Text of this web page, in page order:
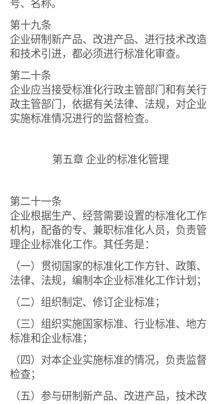
号、名称。
第十九条
企业研制新产品、改进产品、进行技术改造
和技术引进，都必须进行标准化审查。
第二十条
企业应当接受标准化行政主管部门和有关行
政主管部门，依据有关法律、法规，对企业
实施标准情况进行的监督检查。
第五章 企业的标准化管理
第二十一条
企业根据生产、经营需要设置的标准化工作
机构，配备的专、兼职标准化人员，负责管
理企业标准化工作。其任务是：
（一）贯彻国家的标准化工作方针、政策、
法律、法规，编制本企业标准化工作计划；
（二）组织制定、修订企业标准；
（三）组织实施国家标准、行业标准、地方
标准和企业标准；
（四）对本企业实施标准的情况，负责监督
检查；
（五）参与研制新产品、改进产品，技术改